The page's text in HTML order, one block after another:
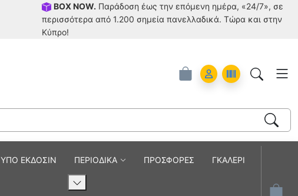
BOX NOW. Παράδοση έως την επόμενη ημέρα, «24/7», σε
περισσότερα από 1.200 σημεία πανελλαδικά. Tώρα και στην
Κύπρο!
Account
Orders
ΥΠΟ ΕΚΔΟΣΙΝ ΠΕΡΙΟΔΙΚΑ ΠΡΟΣΦΟΡΕΣ ΓΚΑΛΕΡΙ